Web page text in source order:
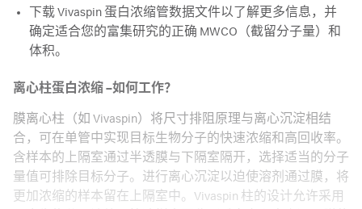
下载 Vivaspin 蛋白浓缩管数据文件以了解更多信息，并
确定适合您的富集研究的正确 MWCO（截留分子量）和
体积。
离心柱蛋白浓缩 –如何工作？
膜离心柱（如 Vivaspin）将尺寸排阻原理与离心沉淀相结
合，可在单管中实现目标生物分子的快速浓缩和高回收率。
含样本的上隔室通过半透膜与下隔室隔开，选择适当的分子
量值可排除目标分子。进行离心沉淀以迫使溶剂通过膜，将
更加浓缩的样本留在上隔室中。Vivaspin 柱的设计允许采用